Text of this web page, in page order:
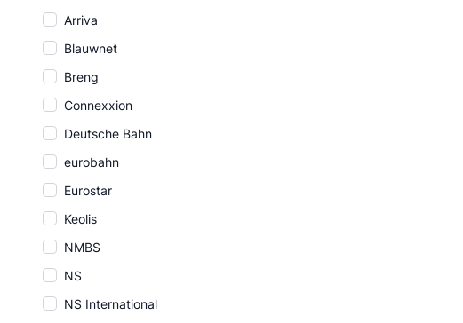
Arriva
Blauwnet
Breng
Connexxion
Deutsche Bahn
eurobahn
Eurostar
Keolis
NMBS
NS
NS International